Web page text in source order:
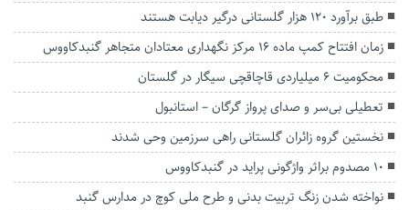
طبق برآورد ۱۲۰ هزار گلستانی درگیر دیابت هستند
زمان افتتاح کمپ ماده 16 مرکز نگهداری معتادان متجاهر گنبدکاووس
محکومیت ۶ میلیاردی قاچاقچی سیگار در گلستان
تعطیلی بی‌سر و صدای پرواز گرگان – استانبول
نخستین گروه زائران گلستانی راهی سرزمین وحی شدند
۱۰ مصدوم براثر واژگونی پراید در گنبدکاووس
نواخته شدن زنگ تربیت بدنی و طرح ملی کوچ در مدارس گنبد